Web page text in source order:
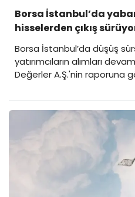
Borsa İstanbul’da
hisselerden çıkış
Borsa İstanbul’da düşüş
yatırımcıların alımları
Değerler A.Ş.'nin raporuna
yabancı payı günlük
38,61 seviyesine yükseldi.
rağmen, bazı büyük ve
çıkışının devam etmesi